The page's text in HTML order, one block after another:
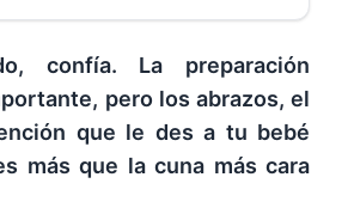
confía. La preparación
pero los abrazos, el
que le des a tu bebé
más que la cuna más cara